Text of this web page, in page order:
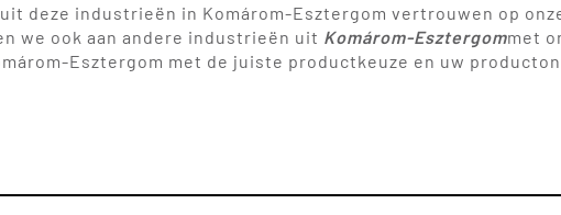
deze industrieën in Komárom-Esztergom vertrouwen op
we ook aan andere industrieën uit Komárom-Esztergommet
Esztergom met de juiste productkeuze en uw